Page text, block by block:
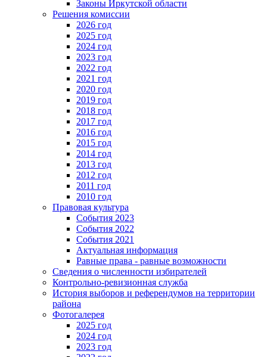
Законы Иркутской области
Решения комиссии
2026 год
2025 год
2024 год
2023 год
2022 год
2021 год
2020 год
2019 год
2018 год
2017 год
2016 год
2015 год
2014 год
2013 год
2012 год
2011 год
2010 год
Правовая культура
События 2023
События 2022
События 2021
Актуальная информация
Равные права - равные возможности
Сведения о численности избирателей
Контрольно-ревизионная служба
История выборов и референдумов на территории
района
Фотогалерея
2025 год
2024 год
2023 год